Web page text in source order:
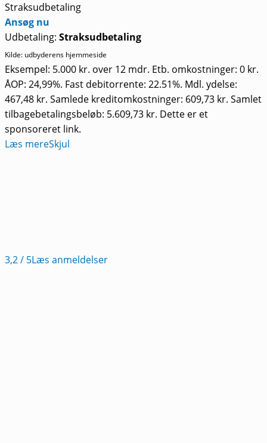
Straksudbetaling
Ansøg nu
Udbetaling: Straksudbetaling
Kilde: udbyderens hjemmeside
Eksempel: 5.000 kr. over 12 mdr. Etb. omkostninger: 0 kr.
ÅOP: 24,99%. Fast debitorrente: 22.51%. Mdl. ydelse:
467,48 kr. Samlede kreditomkostninger: 609,73 kr. Samlet
tilbagebetalingsbeløb: 5.609,73 kr. Dette er et
sponsoreret link.
Læs mereSkjul
3,2/ 5Læs anmeldelser